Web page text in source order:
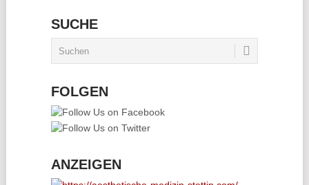
SUCHE
FOLGEN
ANZEIGEN